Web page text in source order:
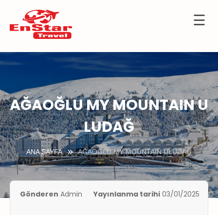
İçeriğe
☰
KIBRIS
AĞAOĞLU MY MOUNTAIN U
LUDAĞ
ANA SAYFA AĞAOĞLU MY MOUNTAIN ULUDAĞ
Gönderen Admin Yayınlanma tarihi 03/01/2025